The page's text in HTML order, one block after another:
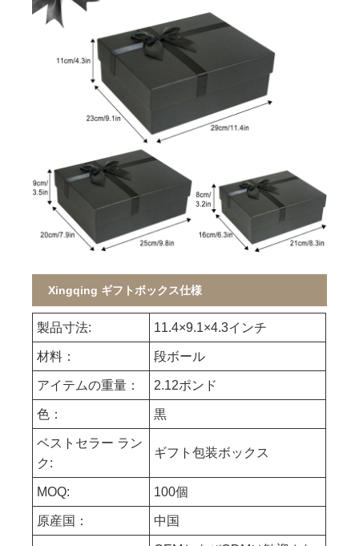
Xingqing ギフトボックス仕様
製品寸法: 11.4×9.1×4.3インチ
材料： 段ボール
アイテムの重量： 2.12ポンド
色： 黒
ベストセラー ラン
ク:
ギフト包装ボックス
MOQ: 100個
原産国： 中国